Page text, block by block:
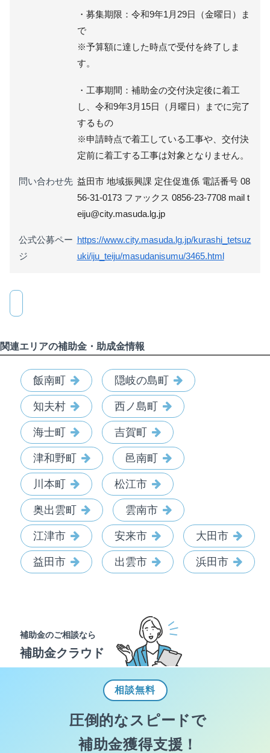
・募集期限：令和9年1月29日（金曜日）ま
で
※予算額に達した時点で受付を終了しま
す。
・工事期間：補助金の交付決定後に着工
し、令和9年3月15日（月曜日）までに完了
するもの
※申請時点で着工している工事や、交付決
定前に着工する工事は対象となりません。
問い合わせ先 益田市 地域振興課 定住促進係 電話番号 08
56-31-0173 ファックス 0856-23-7708 mail t
eiju@city.masuda.lg.jp
公式公募ペー
ジ
https://www.city.masuda.lg.jp/kurashi_tetsuz
uki/iju_teiju/masudanisumu/3465.html
関連エリアの補助金・助成金情報
飯南町 隠岐の島町
知夫村 西ノ島町
海士町 吉賀町
津和野町 邑南町
川本町 松江市
奥出雲町 雲南市
江津市 安来市 大田市
益田市 出雲市 浜田市
補助金のご相談なら
補助金クラウド
相談無料
圧倒的なスピードで
補助金獲得支援！